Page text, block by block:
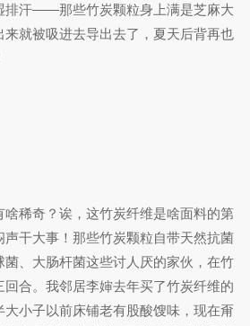
排汗——那些竹炭颗粒身上满是芝麻大
就被吸进去导出去了，夏天后背再也
稀奇？诶，这竹炭纤维是啥面料的第
声干大事！那些竹炭颗粒自带天然抗菌
、大肠杆菌这些讨人厌的家伙，在竹
合。我邻居李婶去年买了竹炭纤维的
大小子以前床铺老有股酸馊味，现在甭